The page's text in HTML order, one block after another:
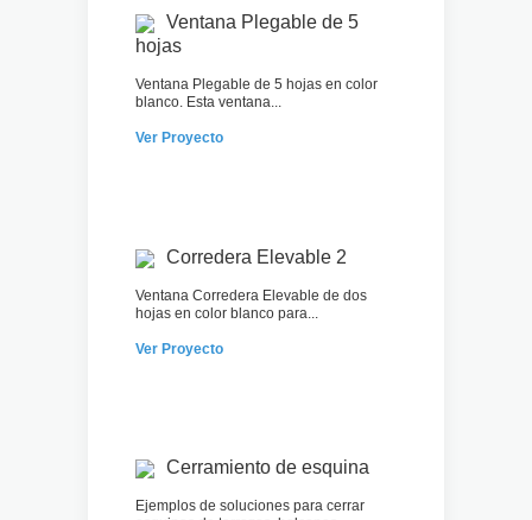
Ventana Plegable de 5
hojas
Ventana Plegable de 5 hojas en color
blanco. Esta ventana...
Ver Proyecto
Corredera Elevable 2
Ventana Corredera Elevable de dos
hojas en color blanco para...
Ver Proyecto
Cerramiento de esquina
Ejemplos de soluciones para cerrar